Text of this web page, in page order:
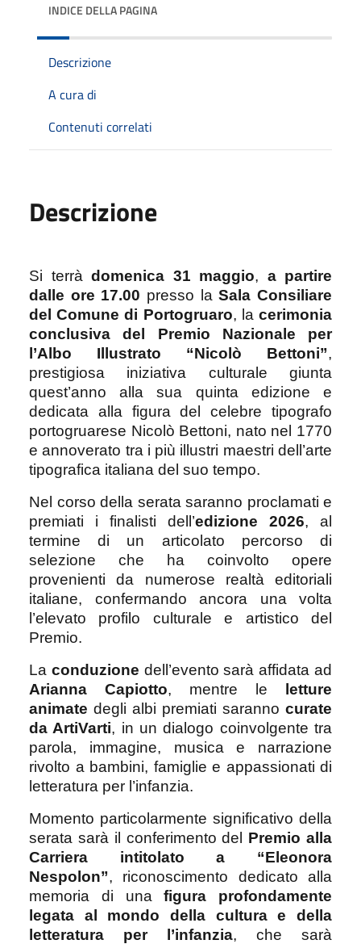
INDICE DELLA PAGINA
Descrizione
A cura di
Contenuti correlati
Descrizione
Si terrà domenica 31 maggio, a partire
dalle ore 17.00 presso laSala Consiliare
del Comune di Portogruaro, lacerimonia
conclusiva del Premio Nazionale per
l’Albo Illustrato “Nicolò Bettoni”,
prestigiosa iniziativa culturale giunta
quest’anno alla sua quinta edizione e
dedicata alla figura del celebre tipografo
portogruarese Nicolò Bettoni, nato nel 1770
e annoverato tra i più illustri maestri dell’arte
tipografica italiana del suo tempo.
Nel corso della serata saranno proclamati e
premiati i finalisti dell’edizione 2026, al
termine di un articolato percorso di
selezione che ha coinvolto opere
provenienti da numerose realtà editoriali
italiane, confermando ancora una volta
l’elevato profilo culturale e artistico del
Premio.
La conduzione dell’evento sarà affidata ad
Arianna Capiotto, mentre le letture
animate degli albi premiati saranno curate
da ArtiVarti, in un dialogo coinvolgente tra
parola, immagine, musica e narrazione
rivolto a bambini, famiglie e appassionati di
letteratura per l’infanzia.
Momento particolarmente significativo della
serata sarà il conferimento del Premio alla
Carriera intitolato a “Eleonora
Nespolon”, riconoscimento dedicato alla
memoria di unafigura profondamente
legata al mondo della cultura e della
letteratura per l’infanzia, che sarà